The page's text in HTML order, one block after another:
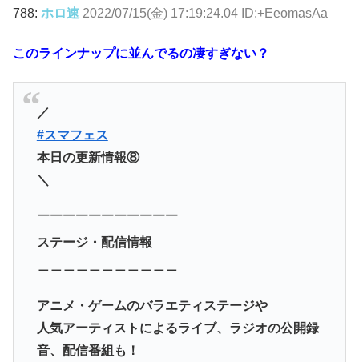
788: ホロ速 2022/07/15(金) 17:19:24.04 ID:+EeomasAa
このラインナップに並んでるの凄すぎない？
／
#スマフェス
本日の更新情報⑧
＼
￣￣￣￣￣￣￣￣￣￣￣
ステージ・配信情報
アニメ・ゲームのバラエティステージや
人気アーティストによるライブ、ラジオの公開録
音、配信番組も！